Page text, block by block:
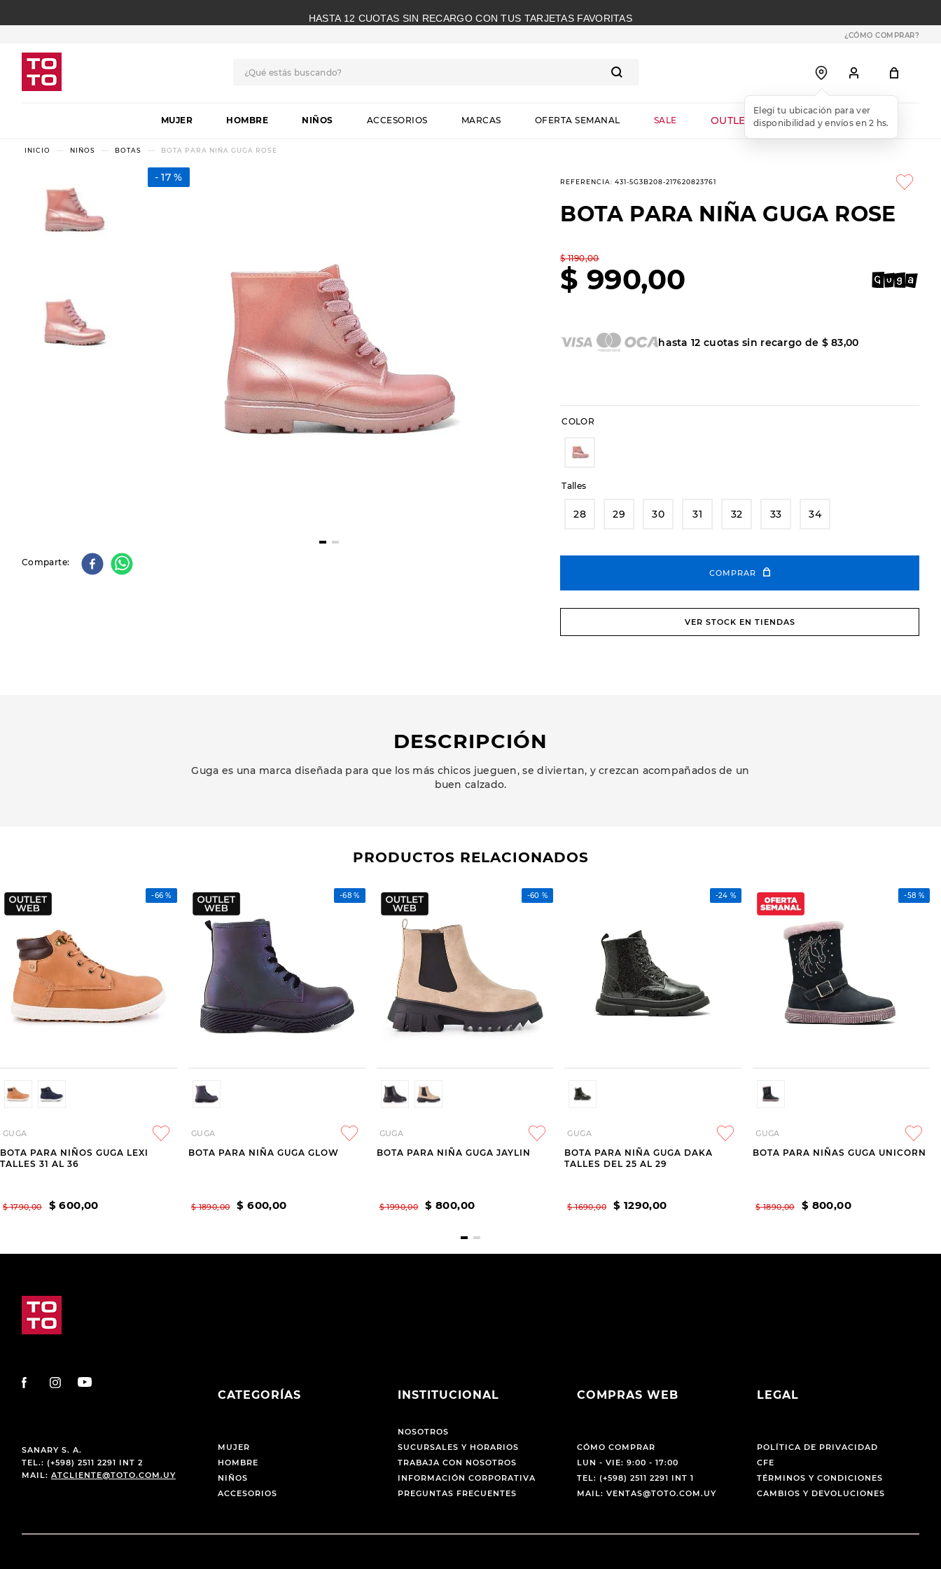
HASTA 12 CUOTAS SIN RECARGO CON TUS TARJETAS FAVORITAS
¿CÓMO COMPRAR?
MUJER HOMBRE NIÑOS ACCESORIOS MARCAS OFERTA SEMANAL SALE OUTLET WEB
NIÑOS BOTAS BOTA PARA NIÑA GUGA ROSE
17 %
Comparte
REFERENCIA:431-5G3B208-217620823761
BOTA PARA NIÑA GUGA ROSE
$ 1190,00
$ 990,00
hasta12 cuotas sin recargo de $ 83,00
COLOR
Talles
28 29 30 31 32 33 34
COMPRAR
VER STOCK EN TIENDAS
DESCRIPCIÓN
Guga es una marca diseñada para que los más chicos jueguen, se diviertan, y crezcan acompañados de un
buen calzado.
PRODUCTOS RELACIONADOS
-66 %
GUGA
BOTA PARA NIÑOS GUGA LEXI
TALLES 31 AL 36
$ 1790,00 $ 600,00
-68 %
GUGA
BOTA PARA NIÑA GUGA GLOW
$ 1890,00 $ 600,00
-60 %
GUGA
BOTA PARA NIÑA GUGA JAYLIN
$ 1990,00 $ 800,00
-24 %
GUGA
BOTA PARA NIÑA GUGA DAKA
TALLES DEL 25 AL 29
$ 1690,00 $ 1290,00
-58 %
GUGA
BOTA PARA NIÑAS GUGA UNICORN
$ 1890,00 $ 800,00
SANARY S. A.
TEL.: (+598) 2511 2291 INT 2
MAIL: ATCLIENTE@TOTO.COM.UY
CATEGORÍAS
MUJER
HOMBRE
NIÑOS
ACCESORIOS
INSTITUCIONAL
NOSOTROS
SUCURSALES Y HORARIOS
TRABAJA CON NOSOTROS
INFORMACIÓN CORPORATIVA
PREGUNTAS FRECUENTES
COMPRAS WEB
CÓMO COMPRAR
LUN - VIE: 9:00 - 17:00
TEL: (+598) 2511 2291 INT 1
MAIL: VENTAS@TOTO.COM.UY
LEGAL
POLÍTICA DE PRIVACIDAD
CFE
TÉRMINOS Y CONDICIONES
CAMBIOS Y DEVOLUCIONES
1.
botas
2.
skechers
3.
botas dama